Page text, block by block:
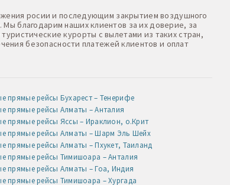
росии и последующим закрытием воздушного
благодарим наших клиентов за их доверие, за
курорты с вылетами из таких стран,
безопасности платежей клиентов и оплат
прямые рейсы Бухарест – Тенерифе
прямые рейсы Алматы – Анталия
прямые рейсы Яссы – Ираклион, о.Крит
прямые рейсы Алматы – Шарм Эль Шейх
прямые рейсы Алматы – Пхукет, Таиланд
прямые рейсы Тимишоара – Анталия
прямые рейсы Алматы – Гоа, Индия
прямые рейсы Тимишоара – Хургада